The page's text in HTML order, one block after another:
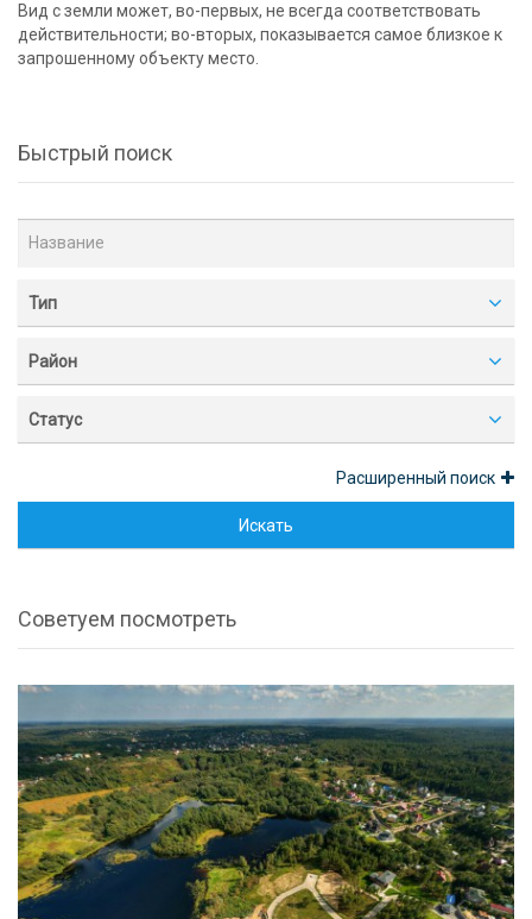
Вид с земли может, во-первых, не всегда соответствовать
действительности; во-вторых, показывается самое близкое к
запрошенному объекту место.
Быстрый поиск
Тип
Район
Статус
Расширенный поиск
Искать
Советуем посмотреть